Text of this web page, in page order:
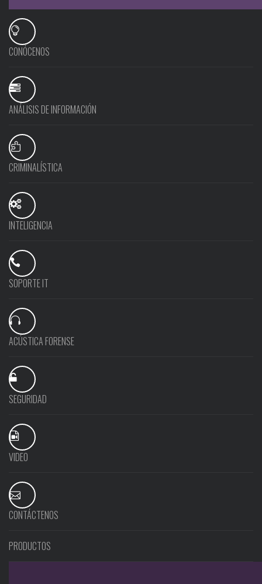
CONÓCENOS
ANÁLISIS DE INFORMACIÓN
CRIMINALÍSTICA
INTELIGENCIA
SOPORTE IT
ACÚSTICA FORENSE
SEGURIDAD
VIDEO
CONTÁCTENOS
PRODUCTOS